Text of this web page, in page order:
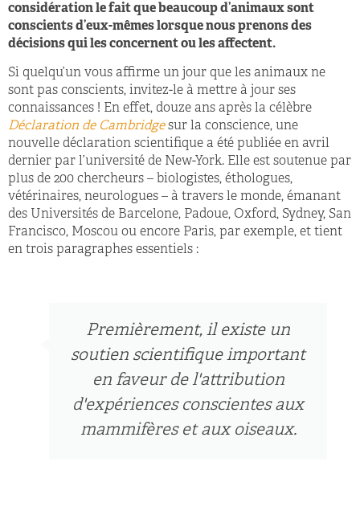
considération le fait que beaucoup d’animaux sont
conscients d’eux-mêmes lorsque nous prenons des
décisions qui les concernent ou les affectent.
Si quelqu’un vous affirme un jour que les animaux ne
sont pas conscients, invitez-le à mettre à jour ses
connaissances ! En effet, douze ans après la célèbre
Déclaration de Cambridgesur la conscience, une
nouvelle déclaration scientifique a été publiée en avril
dernier par l’université de New-York. Elle est soutenue par
plus de 200 chercheurs – biologistes, éthologues,
vétérinaires, neurologues – à travers le monde, émanant
des Universités de Barcelone, Padoue, Oxford, Sydney, San
Francisco, Moscou ou encore Paris, par exemple, et tient
en trois paragraphes essentiels :
Premièrement, il existe un
soutien scientifique important
en faveur de l'attribution
d'expériences conscientes aux
mammifères et aux oiseaux.